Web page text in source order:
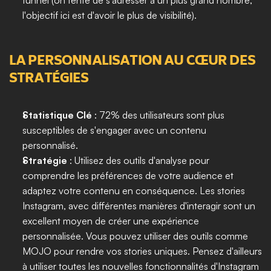
l'objectif ici est d'avoir le plus de visibilité).
LA PERSONNALISATION AU CŒUR DES
STRATÉGIES
Statistique Clé : 72% des utilisateurs sont plus
susceptibles de s'engager avec un contenu
personnalisé.
Stratégie : Utilisez des outils d'analyse pour
comprendre les préférences de votre audience et
adaptez votre contenu en conséquence. Les stories
Instagram, avec différentes manières d'interagir sont un
excellent moyen de créer une expérience
personnalisée. Vous pouvez utiliser des outils comme
MOJO pour rendre vos stories uniques. Pensez d'ailleurs
à utiliser toutes les nouvelles fonctionnalités d'Instagram